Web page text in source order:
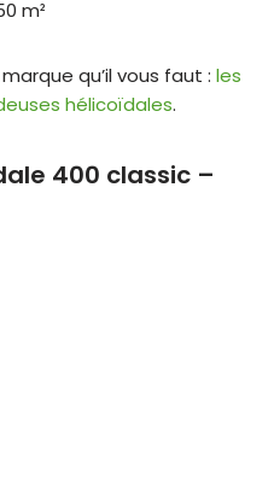
m²
qu’il vous faut : les
hélicoïdales.
400 classic –